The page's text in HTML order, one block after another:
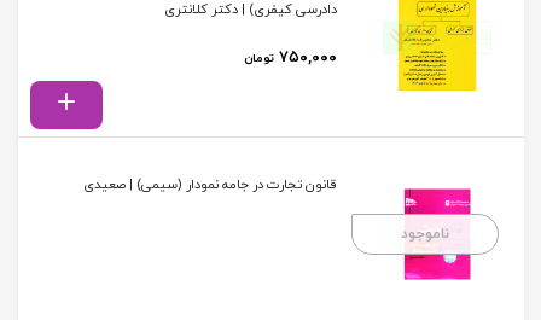
دادرسی کیفری) | دکتر کلانتری
۷۵۰,۰۰۰ تومان
ناموجود
قانون تجارت در جامه نمودار (سیمی) | صعیدی